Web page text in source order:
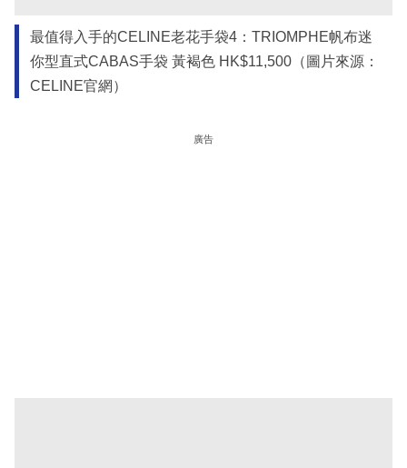
最值得入手的CELINE老花手袋4：TRIOMPHE帆布迷
你型直式CABAS手袋 黃褐色 HK$11,500（圖片來源：
CELINE官網）
廣告